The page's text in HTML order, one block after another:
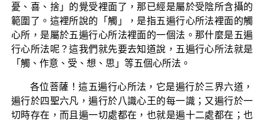
憂、喜、捨」的覺受裡面了，那已經是屬於受陰所含攝的
範圍了。這裡所說的「觸」，是指五遍行心所法裡面的觸
心所，是屬於五遍行心所法裡面的一個法。那什麼是五遍
行心所法呢？這我們就先要去知道說，五遍行心所法就是
「觸、作意、受、想、思」等五個心所法。
各位菩薩！這五遍行心所法，它是遍行於三界六道，
遍行於四聖六凡，遍行於八識心王的每一識；又遍行於一
切時存在，而且遍一切處都在，也就是遍十二處都在；也